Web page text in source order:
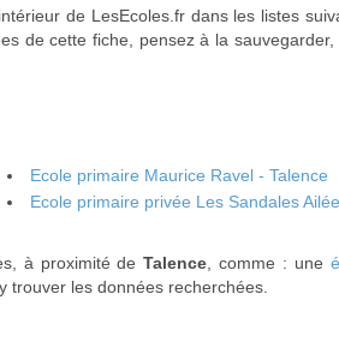
de LesEcoles.fr dans les listes
de cette fiche, pensez à la
Ecole primaire Maurice Ravel - Talence
Ecole primaire privée Les Sandales
à proximité deTalence , comme : une
y trouver les données recherchées.